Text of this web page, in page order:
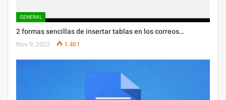
GENERAL
2 formas sencillas de insertar tablas en los correos…
Nov 9, 2022 1.401